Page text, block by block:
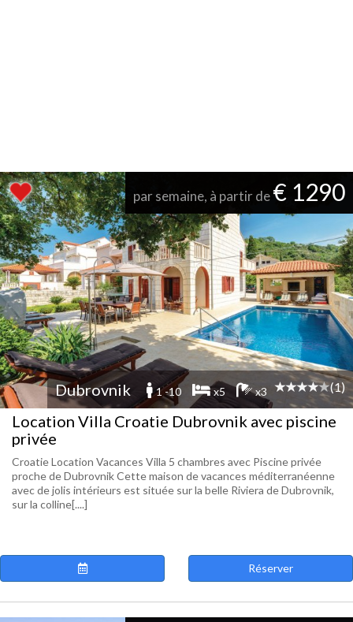
par semaine, à partir de€ 1290
Dubrovnik 1 -10 x5 x3 (1)
Location Villa Croatie Dubrovnik avec piscine
privée
Croatie Location Vacances Villa 5 chambres avec Piscine privée
proche de Dubrovnik Cette maison de vacances méditerranéenne
avec de jolis intérieurs est située sur la belle Riviera de Dubrovnik,
sur la colline[....]
Réserver